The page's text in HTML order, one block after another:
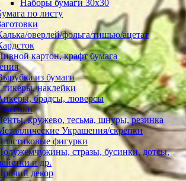
Наборы бумаги 30х30
по листу
оверлей/фольга/тишью/ацетат
картон, крафт бумага
из бумаги
наклейки
брадсы, люверсы
кружево, тесьма, шнуры, резинка
Украшения/скрепки
фигурки
стразы, бусинки, дотсы,
и др.
декор